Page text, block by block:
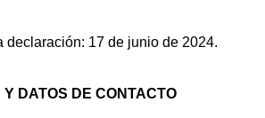
declaración: 17 de junio de 2024.
DATOS DE CONTACTO